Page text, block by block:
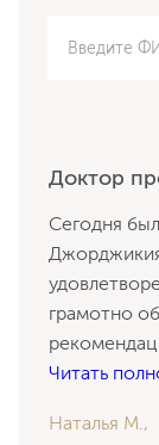
Доктор
Сегодня
грамотно
Читать
Наталья М.,
Введите